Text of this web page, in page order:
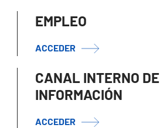
EMPLEO
ACCEDER
CANAL INTERNO DE
INFORMACIÓN
ACCEDER